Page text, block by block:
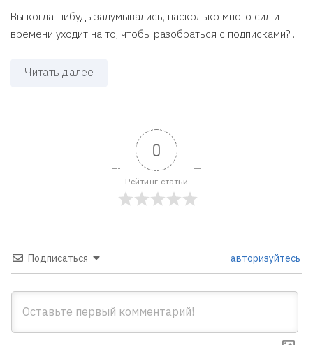
Вы когда-нибудь задумывались, насколько много сил и
времени уходит на то, чтобы разобраться с подписками? ...
Читать далее
0
Рейтинг статьи
Подписаться авторизуйтесь